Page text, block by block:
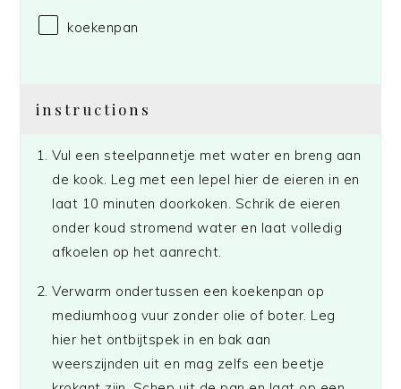
koekenpan
instructions
Vul een steelpannetje met water en breng aan
de kook. Leg met een lepel hier de eieren in en
laat 10 minuten doorkoken. Schrik de eieren
onder koud stromend water en laat volledig
afkoelen op het aanrecht.
Verwarm ondertussen een koekenpan op
mediumhoog vuur zonder olie of boter. Leg
hier het ontbijtspek in en bak aan
weerszijnden uit en mag zelfs een beetje